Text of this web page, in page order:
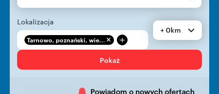
Lokalizacja
Tarnowo, poznański, wie... +
+ 0km
Pokaż
Powiadom o nowych ofertach